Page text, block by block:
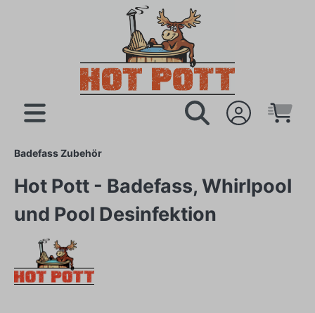
Badefass Zubehör
Hot Pott - Badefass, Whirlpool
und Pool Desinfektion